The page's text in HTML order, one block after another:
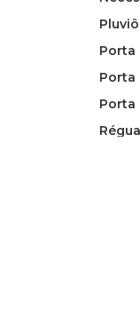
Porta
Porta
Porta